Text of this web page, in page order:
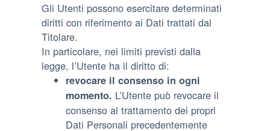
Gli Utenti possono esercitare determinati
diritti con riferimento ai Dati trattati dal
Titolare.
In particolare, nei limiti previsti dalla
legge, l’Utente ha il diritto di:
revocare il consenso in ogni
momento. L’Utente può revocare il
consenso al trattamento dei propri
Dati Personali precedentemente